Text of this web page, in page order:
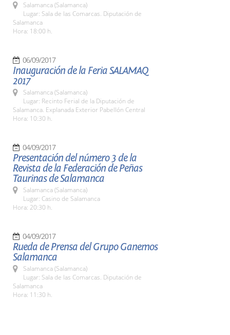
Salamanca (Salamanca)
Lugar: Sala de las Comarcas. Diputación de
Salamanca
Hora: 18:00 h.
06/09/2017
Inauguración de la Feria SALAMAQ
2017
Salamanca (Salamanca)
Lugar: Recinto Ferial de la Diputación de
Salamanca. Explanada Exterior Pabellón Central
Hora: 10:30 h.
04/09/2017
Presentación del número 3 de la
Revista de la Federación de Peñas
Taurinas de Salamanca
Salamanca (Salamanca)
Lugar: Casino de Salamanca
Hora: 20:30 h.
04/09/2017
Rueda de Prensa del Grupo Ganemos
Salamanca
Salamanca (Salamanca)
Lugar: Sala de las Comarcas. Diputación de
Salamanca
Hora: 11:30 h.